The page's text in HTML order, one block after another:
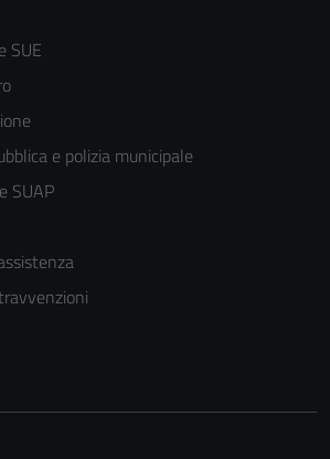
SUE
e polizia municipale
SUAP